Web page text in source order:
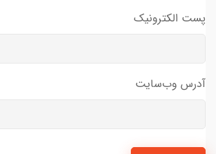
پست الکترونیک
آدرس وب‌سایت